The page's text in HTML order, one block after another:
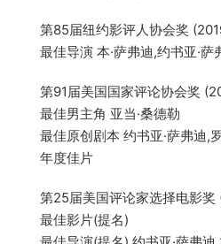
第85届纽约影评人协会奖
最佳导演 本·萨弗迪,约书亚·萨
第91届美国国家评论协会奖
最佳男主角 亚当·桑德勒
最佳原创剧本 约书亚·萨弗迪,罗
年度佳片
第25届美国评论家选择电影奖
最佳影片(提名)